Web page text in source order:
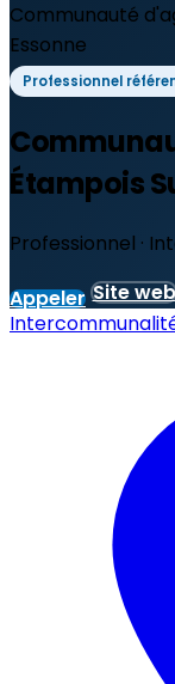
Communauté
Essonne
Professionnel
Étampois
Professionnel ·
Appeler Site web